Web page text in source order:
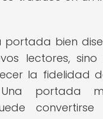
portada bien
lectores,
la fidelidad
Una portada